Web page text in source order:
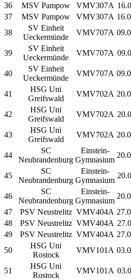
36
MSV Pampow VMV307A
37
MSV Pampow VMV307A
38
SV Einheit
Ueckermünde
VMV707A
39
SV Einheit
Ueckermünde
VMV707A
40
SV Einheit
Ueckermünde
VMV707A
41
HSG Uni
Greifswald
VMV702A
42
HSG Uni
Greifswald
VMV702A
43
HSG Uni
Greifswald
VMV702A
44
SC
Neubrandenburg
Einstein-
Gymnasium
45
SC
Neubrandenburg
Einstein-
Gymnasium
46
SC
Neubrandenburg
Einstein-
Gymnasium
47
PSV Neustrelitz VMV404A
48
PSV Neustrelitz VMV404A
49
PSV Neustrelitz VMV404A
50
HSG Uni
Rostock
VMV101A
51
HSG Uni
Rostock
VMV101A